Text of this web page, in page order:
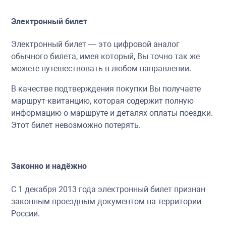
Электронный билет
Электронный билет — это цифровой аналог
обычного билета, имея который, Вы точно так же
можете путешествовать в любом направлении.
В качестве подтверждения покупки Вы получаете
маршрут-квитанцию, которая содержит полную
информацию о маршруте и деталях оплаты поездки.
Этот билет невозможно потерять.
Законно и надёжно
С 1 декабря 2013 года электронный билет признан
законным проездным документом на территории
России.